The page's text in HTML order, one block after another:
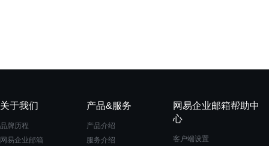
关于我们
品牌历程
网易企业邮箱
产品&服务
产品介绍
服务介绍
网易企业邮箱帮助中
心
客户端设置